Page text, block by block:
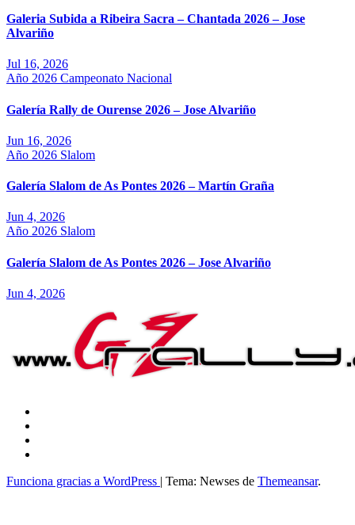
Galeria Subida a Ribeira Sacra – Chantada 2026 – Jose
Alvariño
Jul 16, 2026
Año 2026 Campeonato Nacional
Galería Rally de Ourense 2026 – Jose Alvariño
Jun 16, 2026
Año 2026 Slalom
Galería Slalom de As Pontes 2026 – Martín Graña
Jun 4, 2026
Año 2026 Slalom
Galería Slalom de As Pontes 2026 – Jose Alvariño
Jun 4, 2026
Funciona gracias a WordPress | Tema: Newses de Themeansar.